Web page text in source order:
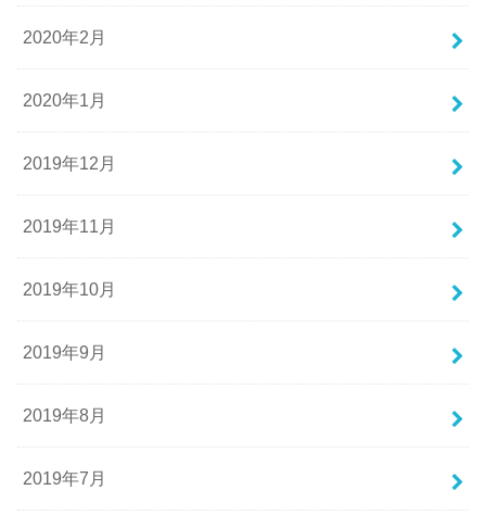
2020年2月
2020年1月
2019年12月
2019年11月
2019年10月
2019年9月
2019年8月
2019年7月